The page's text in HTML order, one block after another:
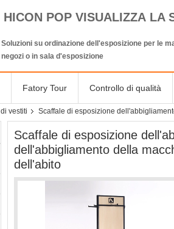
HICON POP VISUALIZZA LA
Soluzioni su ordinazione dell'esposizione per le
negozi o in sala d'esposizione
Fatory Tour Controllo di qualità
vestiti
Scaffale di esposizione
Scaffale di esposizione
dell'abbigliamento della
dell'abito